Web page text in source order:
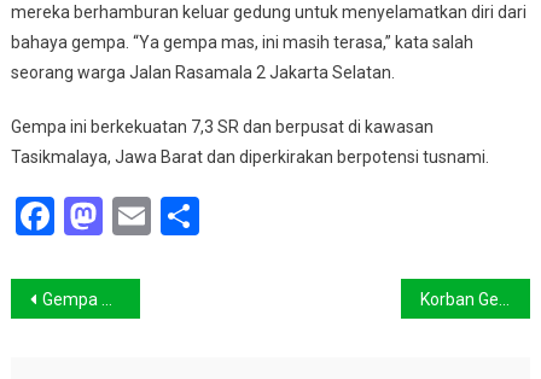
mereka berhamburan keluar gedung untuk menyelamatkan diri dari
bahaya gempa. “Ya gempa mas, ini masih terasa,” kata salah
seorang warga Jalan Rasamala 2 Jakarta Selatan.
Gempa ini berkekuatan 7,3 SR dan berpusat di kawasan
Tasikmalaya, Jawa Barat dan diperkirakan berpotensi tusnami.
Facebook
Mastodon
EmailShare
Navigasi
Gempa Berpotensi Tsunami, Warga Diminta Waspada